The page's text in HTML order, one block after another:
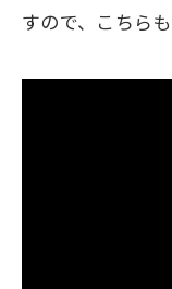
すので、こちら